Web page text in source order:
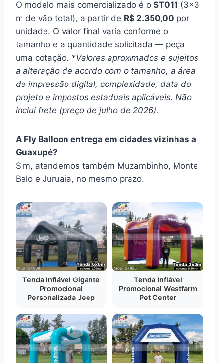
O modelo mais comercializado é o ST011 (3×3
m de vão total), a partir de R$ 2.350,00 por
unidade. O valor final varia conforme o
tamanho e a quantidade solicitada — peça
uma cotação. *Valores aproximados e sujeitos
a alteração de acordo com o tamanho, a área
de impressão digital, complexidade, data do
projeto e impostos estaduais aplicáveis. Não
inclui frete (preço de julho de 2026).
A Fly Balloon entrega em cidades vizinhas a
Guaxupé?
Sim, atendemos também Muzambinho, Monte
Belo e Juruaia, no mesmo prazo.
Tenda Inflável Gigante
Promocional
Personalizada Jeep
Tenda Inflável
Promocional Westfarm
Pet Center